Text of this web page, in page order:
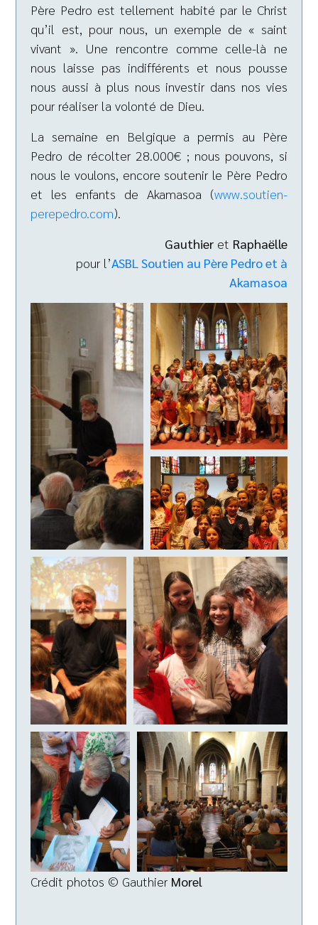
Père Pedro est tellement habité par le Christ
qu’il est, pour nous, un exemple de « saint
vivant ». Une rencontre comme celle-là ne
nous laisse pas indifférents et nous pousse
nous aussi à plus nous investir dans nos vies
pour réaliser la volonté de Dieu.
La semaine en Belgique a permis au Père
Pedro de récolter 28.000€ ; nous pouvons, si
nous le voulons, encore soutenir le Père Pedro
et les enfants de Akamasoa (www.soutien-
perepedro.com).
Gauthieret Raphaëlle
pour l’ASBL Soutien au Père Pedro et à
Akamasoa
Crédit photos © Gauthier Morel